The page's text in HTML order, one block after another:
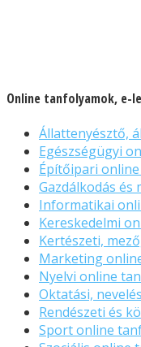
Online tanfolyamok, e-
Állattenyésztő,
Egészségügyi
Építőipari
Gazdálkodás
Informatikai
Kereskedelmi
Kertészeti,
Marketing
Nyelvi online
Oktatási,
Rendészeti és
Sport online